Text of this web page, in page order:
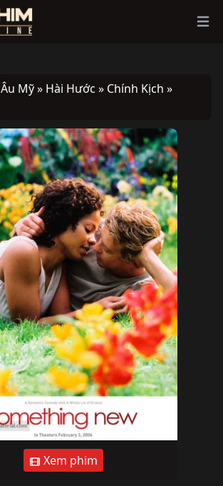
Âu Mỹ » Hài Hước » Chính Kịch »
Xem phim